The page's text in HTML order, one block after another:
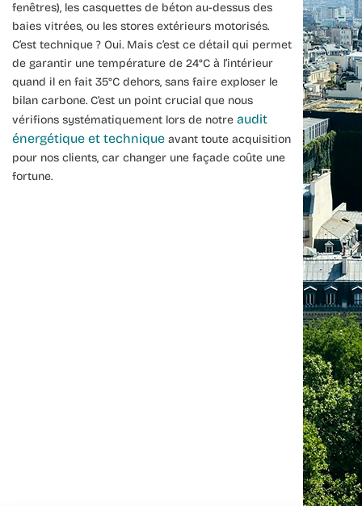
fenêtres), les casquettes de béton au-dessus des
baies vitrées, ou les stores extérieurs motorisés.
C’est technique ? Oui. Mais c’est ce détail qui permet
de garantir une température de 24°C à l’intérieur
quand il en fait 35°C dehors, sans faire exploser le
bilan carbone. C’est un point crucial que nous
vérifions systématiquement lors de notre audit
énergétique et technique avant toute acquisition
pour nos clients, car changer une façade coûte une
fortune.